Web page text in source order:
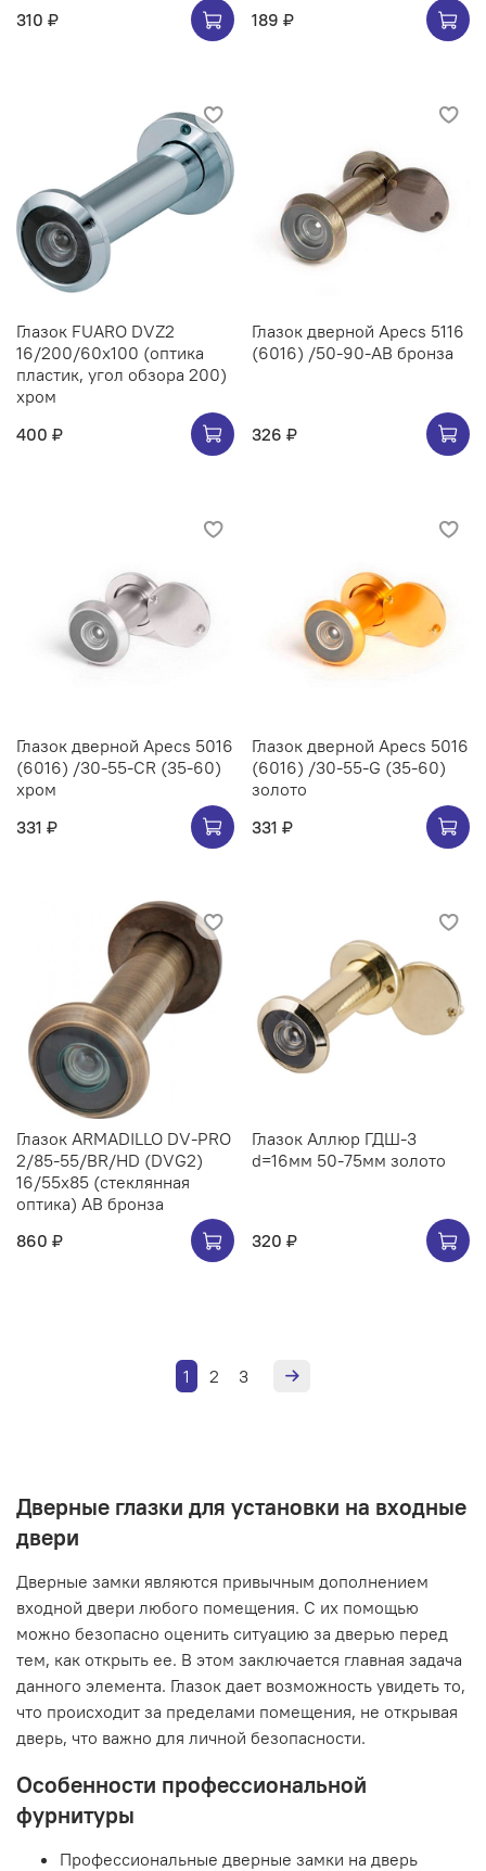
310 ₽ 189 ₽
Глазок FUARO DVZ2
16/200/60x100 (оптика
пластик, угол обзора 200)
хром
400 ₽
Глазок дверной Apecs 5116
(6016) /50-90-AB бронза
326 ₽
Глазок дверной Apecs 5016
(6016) /30-55-CR (35-60)
хром
331 ₽
Глазок дверной Apecs 5016
(6016) /30-55-G (35-60)
золото
331 ₽
Глазок ARMADILLO DV-PRO
2/85-55/BR/HD (DVG2)
16/55x85 (стеклянная
оптика) AB бронза
860 ₽
Глазок Аллюр ГДШ-3
d=16мм 50-75мм золото
320 ₽
1 2 3
Дверные глазки для установки на входные
двери
Дверные замки являются привычным дополнением
входной двери любого помещения. С их помощью
можно безопасно оценить ситуацию за дверью перед
тем, как открыть ее. В этом заключается главная задача
данного элемента. Глазок дает возможность увидеть то,
что происходит за пределами помещения, не открывая
дверь, что важно для личной безопасности.
Особенности профессиональной
фурнитуры
Профессиональные дверные замки на дверь